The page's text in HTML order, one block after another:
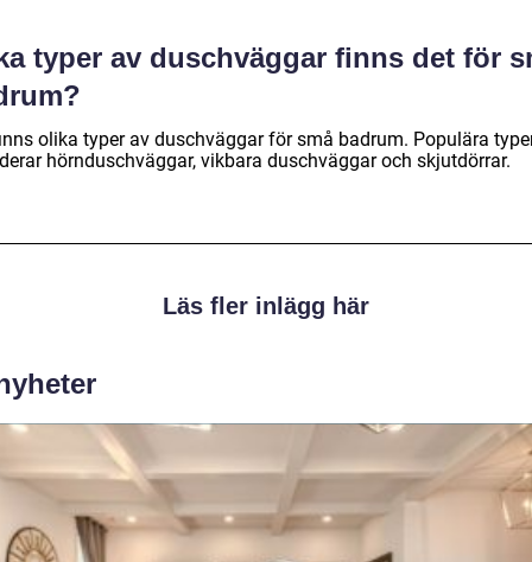
typer av duschväggar finns det för
olika typer av duschväggar för små badrum. Populära
hörnduschväggar, vikbara duschväggar och skjutdörrar.
Läs fler inlägg här